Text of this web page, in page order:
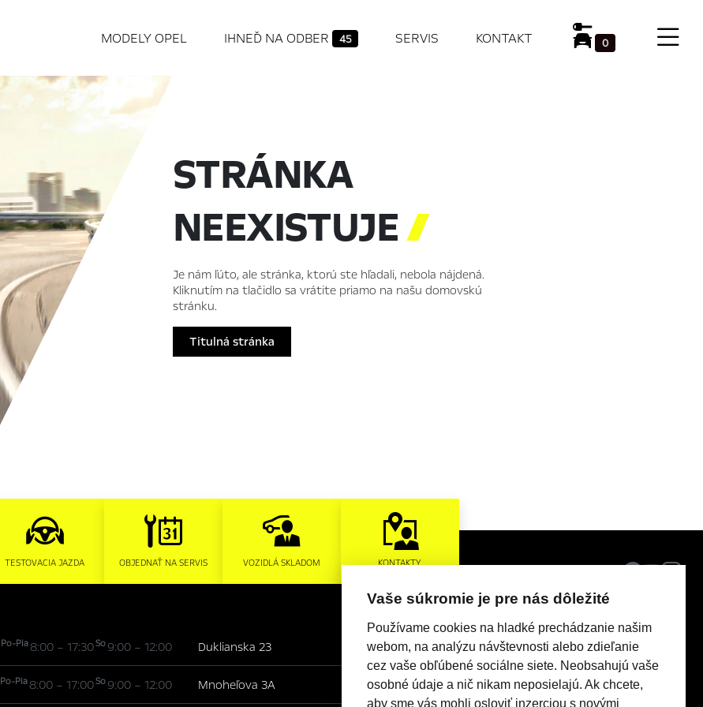
MODELY OPEL IHNEĎ NA ODBER 45 SERVIS KONTAKT 0
STRÁNKA
NEEXISTUJE
Je nám ľúto, ale stránka, ktorú ste hľadali, nebola nájdená.
Kliknutím na tlačidlo sa vrátite priamo na našu domovskú
stránku.
Titulná stránka
TESTOVACIA JAZDA OBJEDNAŤ NA SERVIS VOZIDLÁ SKLADOM KONTAKTY
Po-Pia8:00 – 17:30So 9:00 – 12:00 Duklianska 23
Po-Pia8:00 – 17:00So 9:00 – 12:00 Mnoheľova 3A
Vaše súkromie je pre nás dôležité
Používame cookies na hladké prechádzanie našim
webom, na analýzu návštevnosti alebo zdieľanie
cez vaše obľúbené sociálne siete. Neobsahujú vaše
osobné údaje a nič nikam neposielajú. Ak chcete,
aby sme vás mohli osloviť inzerciou s novými